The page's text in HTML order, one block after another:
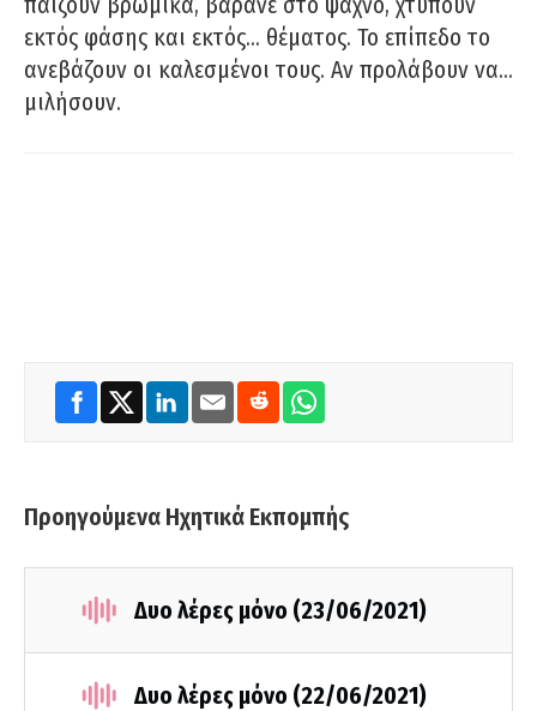
εκτός φάσης και εκτός… θέματος. Το επίπεδο το
ανεβάζουν οι καλεσμένοι τους. Αν προλάβουν να…
μιλήσουν.
Προηγούμενα Ηχητικά Εκπομπής
Δυο λέρες μόνο (23/06/2021)
Δυο λέρες μόνο (22/06/2021)